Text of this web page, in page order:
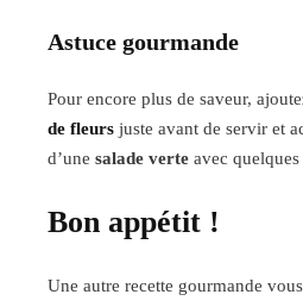
Astuce gourmande
Pour encore plus de saveur,
de fleurs juste avant de servir et
d’unesalade verte avec
Bon appétit !
Une autre recette gourmande